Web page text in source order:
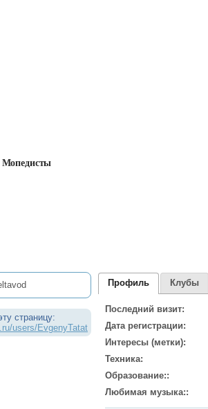
Мопедисты
страницу:
users/EvgenyTatat
Профиль Клубы
Последний визит:
Дата регистрации:
Интересы (метки):
Техника:
Образование::
Любимая музыка::